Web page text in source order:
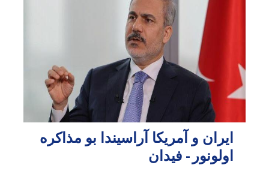
ایران و آمریکا آراسیندا بو مذاکره
اولونور - فیدان